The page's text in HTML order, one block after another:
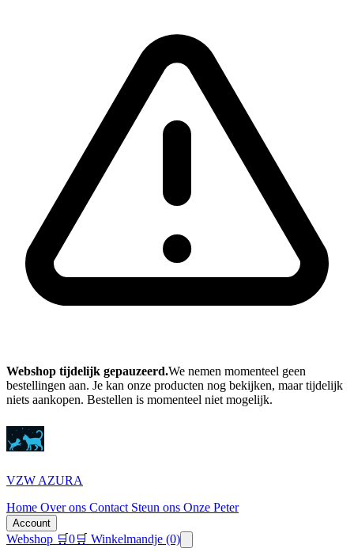
Webshop tijdelijk gepauzeerd.We nemen momenteel geen
bestellingen aan. Je kan onze producten nog bekijken, maar tijdelijk
niets aankopen. Bestellen is momenteel niet mogelijk.
VZW AZURA
Home Over ons Contact Steun ons Onze Peter
Account
Webshop 🛒0🛒 Winkelmandje (0)